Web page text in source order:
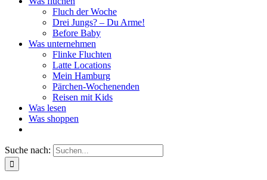
Fluch der Woche
Drei Jungs? – Du Arme!
Before Baby
Was unternehmen
Flinke Fluchten
Latte Locations
Mein Hamburg
Pärchen-Wochenenden
Reisen mit Kids
Was lesen
Was shoppen
Suche nach: